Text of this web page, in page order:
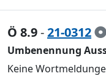
Ö 8.9-21-0312
Umbenennung
Keine